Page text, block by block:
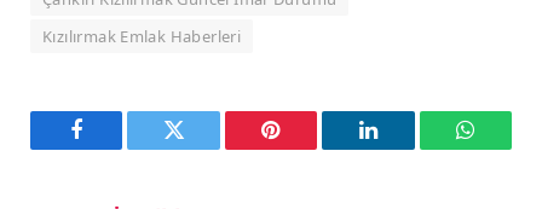
Kızılırmak Emlak Haberleri
Facebook Twitter Pinterest LinkedIn